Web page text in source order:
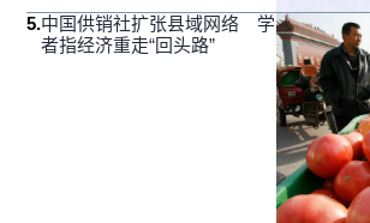
5.中国供销社扩张县域网络 学
者指经济重走“回头路”